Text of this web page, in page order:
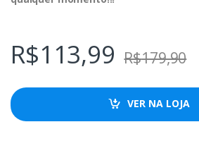
R$113,99 R$179,90
VER NA LOJA